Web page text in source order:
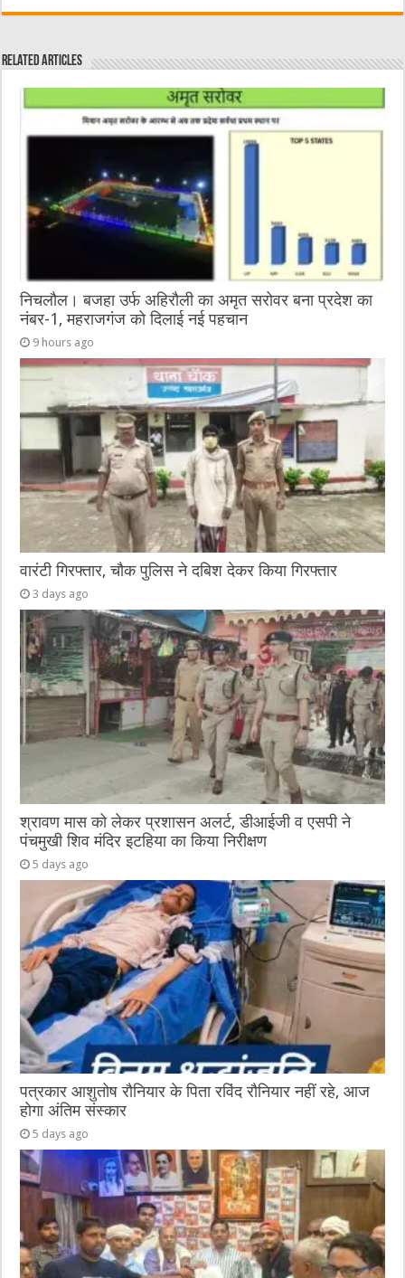
c
e
b
o
o
it
r
C
at
ai ss
n
g
er
at
A
p
p
Related Articles
निचलौल। बजहा उर्फ अहिरौली का अमृत सरोवर बना प्रदेश का
नंबर-1, महराजगंज को दिलाई नई पहचान
9 hours ago
वारंटी गिरफ्तार, चौक पुलिस ने दबिश देकर किया गिरफ्तार
3 days ago
श्रावण मास को लेकर प्रशासन अलर्ट, डीआईजी व एसपी ने
पंचमुखी शिव मंदिर इटहिया का किया निरीक्षण
5 days ago
पत्रकार आशुतोष रौनियार के पिता रविंद रौनियार नहीं रहे, आज
होगा अंतिम संस्कार
5 days ago